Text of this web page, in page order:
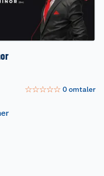
☆☆☆☆☆ 0omtaler